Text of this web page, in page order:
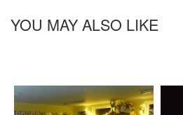
YOU MAY ALSO LIKE